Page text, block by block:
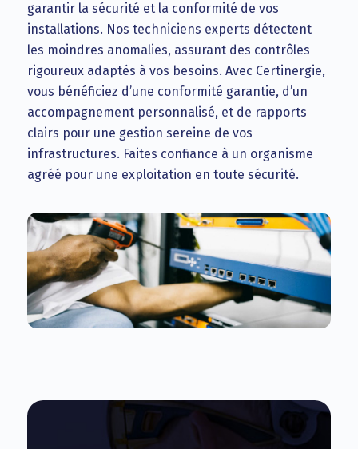
garantir la sécurité et la conformité de vos
installations. Nos techniciens experts détectent
les moindres anomalies, assurant des contrôles
rigoureux adaptés à vos besoins. Avec Certinergie,
vous bénéficiez d’une conformité garantie, d’un
accompagnement personnalisé, et de rapports
clairs pour une gestion sereine de vos
infrastructures. Faites confiance à un organisme
agréé pour une exploitation en toute sécurité.